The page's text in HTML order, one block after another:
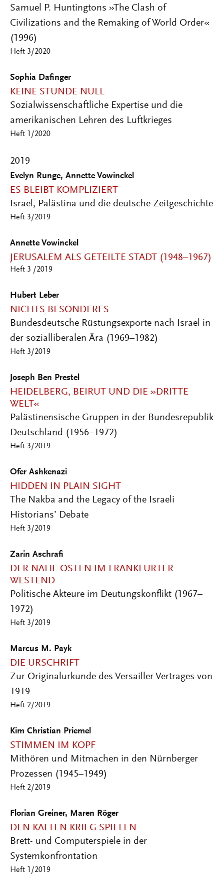
Samuel P. Huntingtons »The Clash of
Civilizations and the Remaking of World Order«
(1996)
Heft 3/2020
Sophia Dafinger
KEINE STUNDE NULL
Sozialwissenschaftliche Expertise und die
amerikanischen Lehren des Luftkrieges
Heft 1/2020
2019
Evelyn Runge, Annette Vowinckel
ES BLEIBT KOMPLIZIERT
Israel, Palästina und die deutsche Zeitgeschichte
Heft 3/2019
Annette Vowinckel
JERUSALEM ALS GETEILTE STADT (1948–1967)
Heft 3 /2019
Hubert Leber
NICHTS BESONDERES
Bundesdeutsche Rüstungsexporte nach Israel in
der sozialliberalen Ära (1969–1982)
Heft 3/2019
Joseph Ben Prestel
HEIDELBERG, BEIRUT UND DIE »DRITTE
WELT«
Palästinensische Gruppen in der Bundesrepublik
Deutschland (1956–1972)
Heft 3/2019
Ofer Ashkenazi
HIDDEN IN PLAIN SIGHT
The Nakba and the Legacy of the Israeli
Historians’ Debate
Heft 3/2019
Zarin Aschrafi
DER NAHE OSTEN IM FRANKFURTER
WESTEND
Politische Akteure im Deutungskonflikt (1967–
1972)
Heft 3/2019
Marcus M. Payk
DIE URSCHRIFT
Zur Originalurkunde des Versailler Vertrages von
1919
Heft 2/2019
Kim Christian Priemel
STIMMEN IM KOPF
Mithören und Mitmachen in den Nürnberger
Prozessen (1945–1949)
Heft 2/2019
Florian Greiner, Maren Röger
DEN KALTEN KRIEG SPIELEN
Brett- und Computerspiele in der
Systemkonfrontation
Heft 1/2019